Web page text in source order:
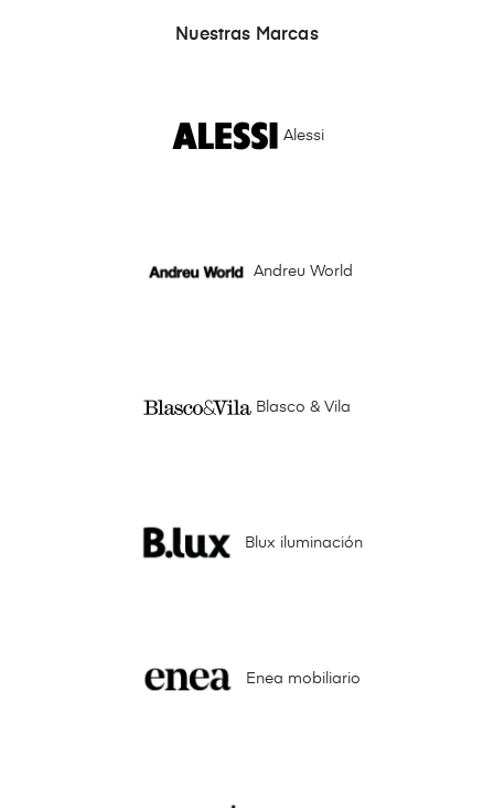
Nuestras Marcas
Alessi
Andreu World
Blasco & Vila
Blux iluminación
Enea mobiliario